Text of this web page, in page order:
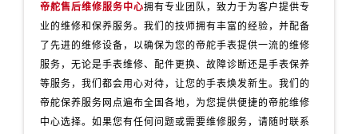
帝舵售后维修服务中心拥有专业团队，致力于为客户提供专
业的维修和保养服务。我们的技师拥有丰富的经验，并配备
了先进的维修设备，以确保为您的帝舵手表提供一流的维修
服务，无论是手表维修、配件更换、故障诊断还是手表保养
等服务，我们都会用心对待，让您的手表焕发新生。我们的
帝舵保养服务网点遍布全国各地，为您提供便捷的帝舵维修
中心选择。如果您有任何问题或需要维修服务，请随时联系